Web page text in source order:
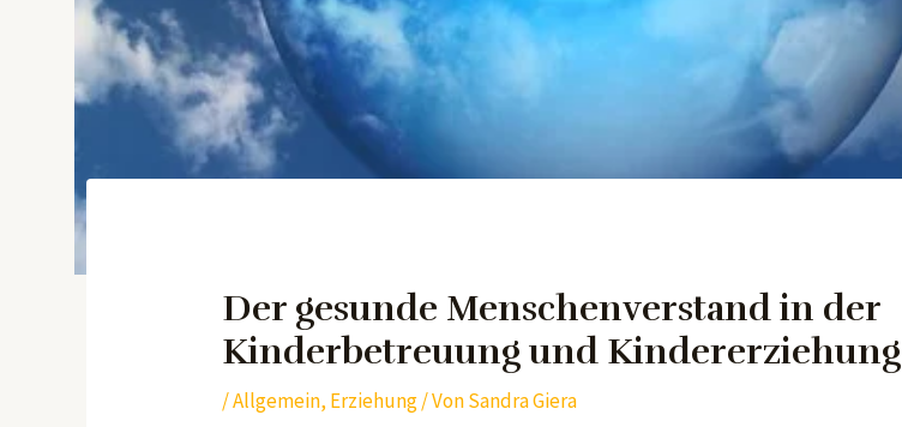
Der gesunde Menschenverstand in der
Kinderbetreuung und Kindererziehung
/Allgemein, Erziehung/ VonSandra Giera